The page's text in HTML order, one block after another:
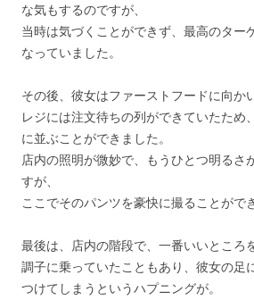
な気もするのですが、
当時は気づくことができず、最高のター
なっていました。
その後、彼女はファーストフードに向か
レジには注文待ちの列ができていたため
に並ぶことができました。
店内の照明が微妙で、もうひとつ明るさ
すが、
ここでそのパンツを豪快に撮ることがで
最後は、店内の階段で、一番いいところ
調子に乗っていたこともあり、彼女の足
つけてしまうというハプニングが。